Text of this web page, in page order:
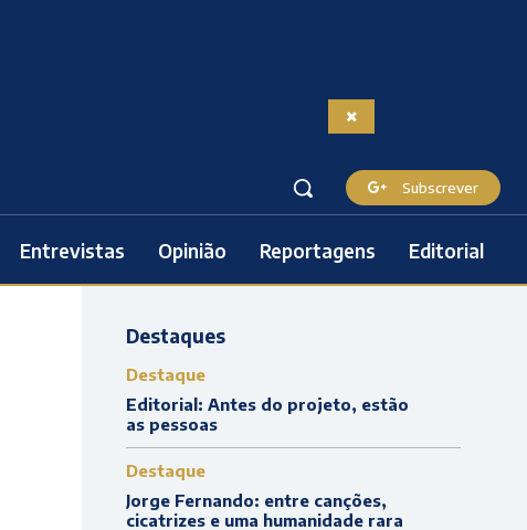
Subscrever
Entrevistas Opinião Reportagens Editorial
Destaques
Destaque
Editorial: Antes do projeto, estão
as pessoas
Destaque
Jorge Fernando: entre canções,
cicatrizes e uma humanidade rara